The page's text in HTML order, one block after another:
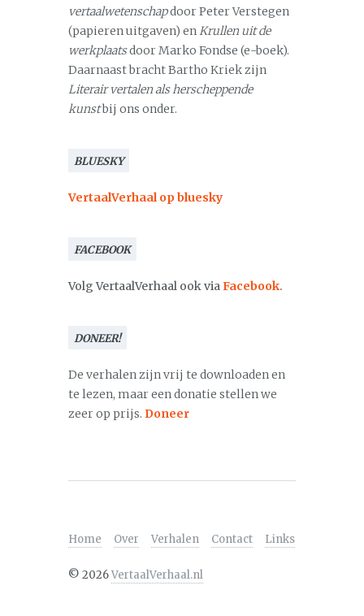
vertaalwetenschapdoor Peter Verstegen
(papieren uitgaven) enKrullen uit de
werkplaatsdoor Marko Fondse (e-boek).
Daarnaast bracht Bartho Kriek zijn
Literair vertalen als herscheppende
kunstbij ons onder.
BLUESKY
VertaalVerhaal op bluesky
FACEBOOK
Volg VertaalVerhaal ook viaFacebook.
DONEER!
De verhalen zijn vrij te downloaden en
te lezen, maar een donatie stellen we
zeer op prijs. Doneer
Home Over Verhalen Contact Links
© 2026VertaalVerhaal.nl